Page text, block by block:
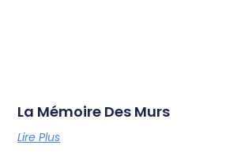
La Mémoire Des Murs
Lire Plus